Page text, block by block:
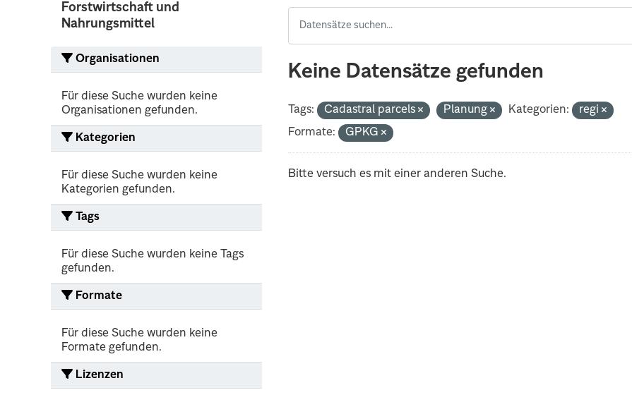
Forstwirtschaft und
Nahrungsmittel
Organisationen
Für diese Suche wurden keine
Organisationen gefunden.
Kategorien
Für diese Suche wurden keine
Kategorien gefunden.
Tags
Für diese Suche wurden keine Tags
gefunden.
Formate
Für diese Suche wurden keine
Formate gefunden.
Lizenzen
Keine Datensätze gefunden
Tags: Cadastral parcels Planung Kategorien:
regi
Formate:
GPKG
Bitte versuch es mit einer anderen Suche.